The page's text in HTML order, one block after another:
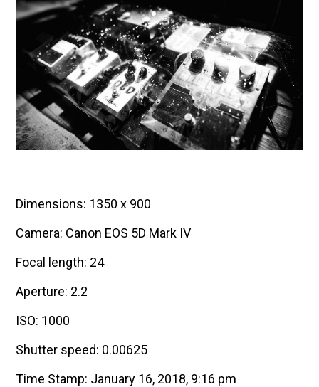
Dimensions: 1350 x 900
Camera: Canon EOS 5D Mark IV
Focal length: 24
Aperture: 2.2
ISO: 1000
Shutter speed: 0.00625
Time Stamp: January 16, 2018, 9:16 pm